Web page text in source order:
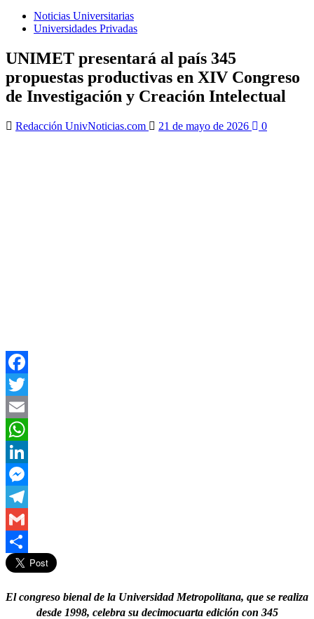
Noticias Universitarias
Universidades Privadas
UNIMET presentará al país 345
propuestas productivas en XIV Congreso
de Investigación y Creación Intelectual
Redacción UnivNoticias.com 21 de mayo de 2026 0
Facebook
Twitter
Email
WhatsApp
LinkedIn
Messenger
Telegram
Gmail
Compartir
El congreso bienal de la Universidad Metropolitana, que se realiza
desde 1998, celebra su decimocuarta edición con 345